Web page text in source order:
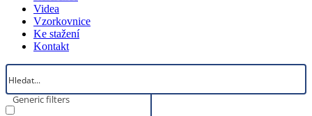
Videa
Vzorkovnice
Ke stažení
Kontakt
Generic filters